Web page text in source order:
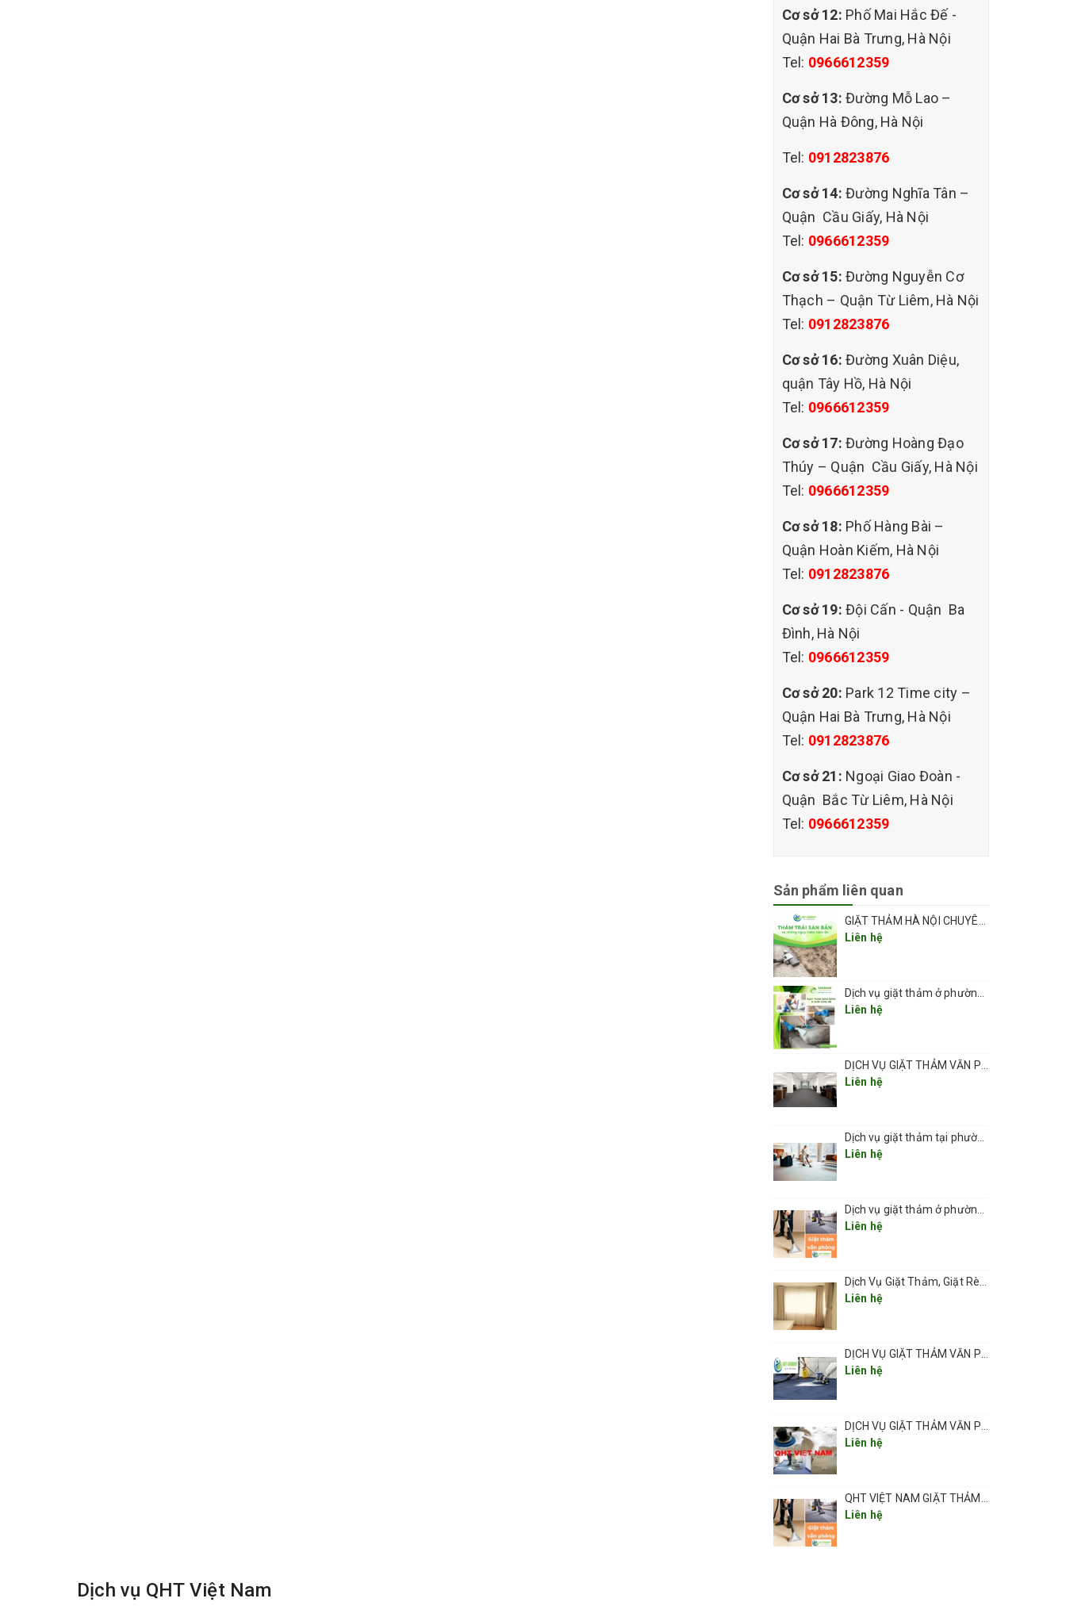
Cơ sở 12: Phố Mai Hắc Đế -
Quận Hai Bà Trưng, Hà Nội
Tel: 0966612359
Cơ sở 13: Đường Mỗ Lao –
Quận Hà Đông, Hà Nội
Tel: 0912823876
Cơ sở 14: Đường Nghĩa Tân –
Quận Cầu Giấy, Hà Nội
Tel: 0966612359
Cơ sở 15: Đường Nguyễn Cơ
Thạch – Quận Từ Liêm, Hà Nội
Tel: 0912823876
Cơ sở 16: Đường Xuân Diệu,
quận Tây Hồ, Hà Nội
Tel: 0966612359
Cơ sở 17: Đường Hoàng Đạo
Thúy – Quận Cầu Giấy, Hà Nội
Tel: 0966612359
Cơ sở 18: Phố Hàng Bài –
Quận Hoàn Kiếm, Hà Nội
Tel: 0912823876
Cơ sở 19: Đội Cấn - Quận Ba
Đình, Hà Nội
Tel: 0966612359
Cơ sở 20: Park 12 Time city –
Quận Hai Bà Trưng, Hà Nội
Tel: 0912823876
Cơ sở 21: Ngoại Giao Đoàn -
Quận Bắc Từ Liêm, Hà Nội
Tel: 0966612359
Sản phẩm liên quan
Liên hệ
Liên hệ
Liên hệ
Dịch vụ giặt thảm tại phường Thanh Xuân 2026
Liên hệ
Liên hệ
Liên hệ
Liên hệ
Liên hệ
Liên hệ
Dịch vụ QHT Việt Nam